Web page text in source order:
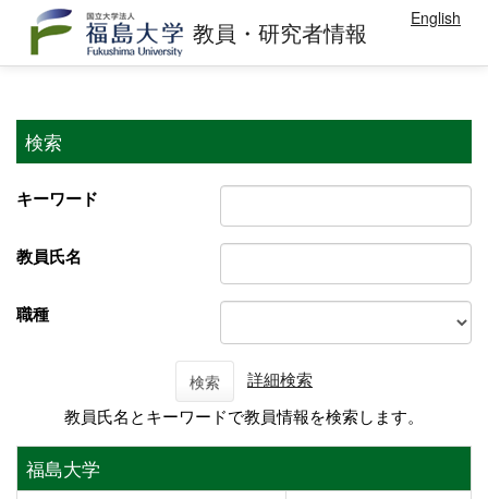
教員・研究者情報 English
検索
キーワード
教員氏名
職種
検索
詳細検索
教員氏名とキーワードで教員情報を検索します。
福島大学